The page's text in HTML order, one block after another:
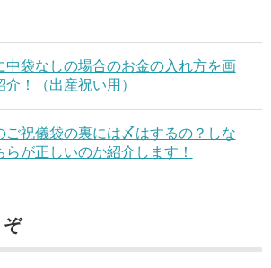
中袋なしの場合のお金の入れ方を画
！（出産祝い用）
ご祝儀袋の裏には〆はするの？しな
らが正しいのか紹介します！
ぞ